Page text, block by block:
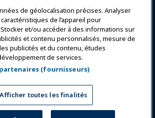
IAAPA
Association internationale des parcs
et des attractions. Tous droits réservés.
Avis de traduction
de géolocalisation précises. Analyser
de l’appareil pour
Stocker et/ou accéder à des informations sur
et contenu personnalisés, mesure de
publicités et du contenu, études
de services.
(fournisseurs)
Afficher toutes les finalités